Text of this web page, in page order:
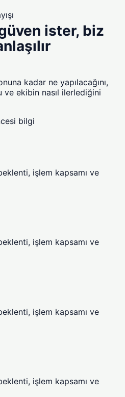
ister, biz
kadar ne yapılacağını,
ve ekibin nasıl ilerlediğini
bilgi
işlem kapsamı ve
işlem kapsamı ve
işlem kapsamı ve
işlem kapsamı ve